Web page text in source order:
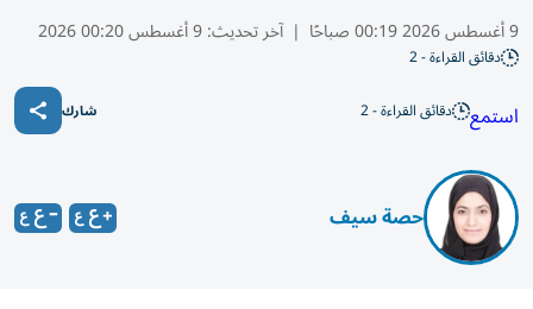
9 أغسطس 2026 00:19 صباحًا | آخر تحديث:9 أغسطس 00:20 2026
دقائق القراءة - 2
استمع دقائق القراءة - 2 شارك
حصة سيف